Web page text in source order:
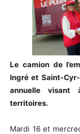
Le camion de
Ingré et Saint-
annuelle visant
territoires.
Mardi 16 et